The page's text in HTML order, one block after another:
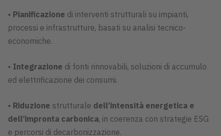
• Pianificazione di interventi strutturali su impianti,
processi e infrastrutture, basati su analisi tecnico-
economiche.
• Integrazione di fonti rinnovabili, soluzioni di accumulo
ed elettrificazione dei consumi.
• Riduzione strutturale dell’intensità energetica e
dell’impronta carbonica, in coerenza con strategie ESG
e percorsi di decarbonizzazione.